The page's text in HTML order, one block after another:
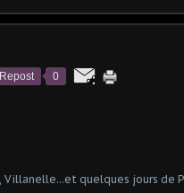
Repost 0